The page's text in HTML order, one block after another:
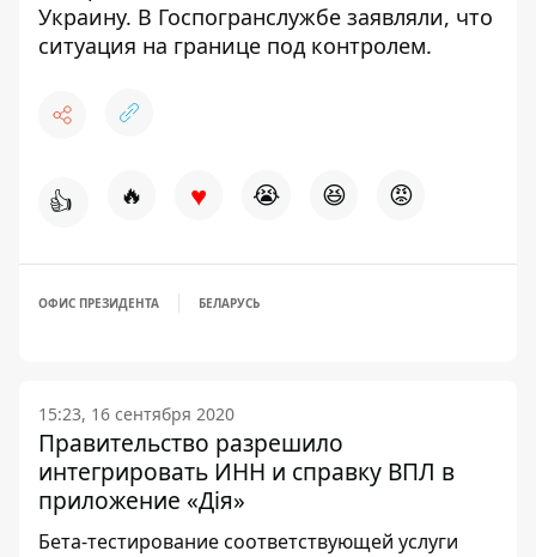
Украину. В Госпогранслужбе заявляли, что
ситуация на границе под контролем.
👍 🔥 ♥ 😭 😆 😡
ОФИС ПРЕЗИДЕНТА БЕЛАРУСЬ
15:23, 16 сентября 2020
Правительство разрешило
интегрировать ИНН и справку ВПЛ в
приложение «Дія»
Бета-тестирование соответствующей услуги